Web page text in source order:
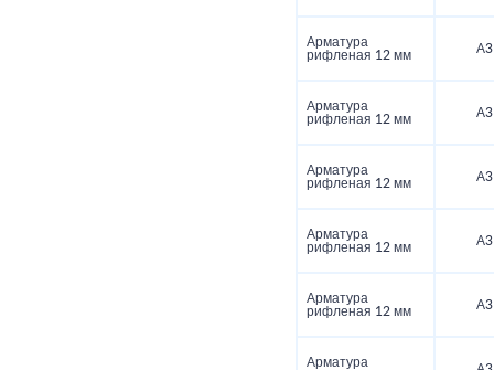
Арматура
рифленая 12 мм
А3
Арматура
рифленая 12 мм
А3
Арматура
рифленая 12 мм
А3
Арматура
рифленая 12 мм
А3
Арматура
рифленая 12 мм
А3
Арматура